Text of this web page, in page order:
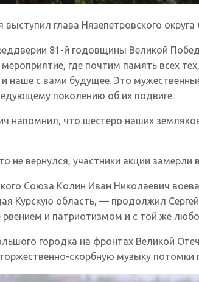
глава Нязепетровского округа
81-й годовщины Великой
где почтим память всех
и наше с вами будущее. Это
поколению об их подвиге.
напомнил, что шестеро наших
не вернулся, участники акции замерли
Союза Колин Иван Николаевич
Курскую область, — продолжил
рвением и патриотизмом и с той же
городка на фронтах Великой
скорбную музыку потомки